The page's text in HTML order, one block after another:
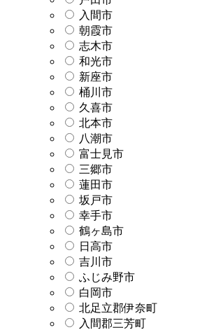
入間市
朝霞市
志木市
和光市
新座市
桶川市
久喜市
北本市
八潮市
富士見市
三郷市
蓮田市
坂戸市
幸手市
鶴ヶ島市
日高市
吉川市
ふじみ野市
白岡市
北足立郡伊奈町
入間郡三芳町